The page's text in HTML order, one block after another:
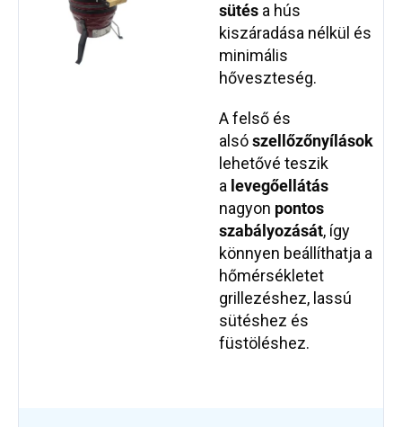
sütés a hús
kiszáradása nélkül és
minimális
hőveszteség.
A felső és
alsószellőzőnyílások
lehetővé teszik
a levegőellátás
nagyon pontos
szabályozását, így
könnyen beállíthatja a
hőmérsékletet
grillezéshez, lassú
sütéshez és
füstöléshez.